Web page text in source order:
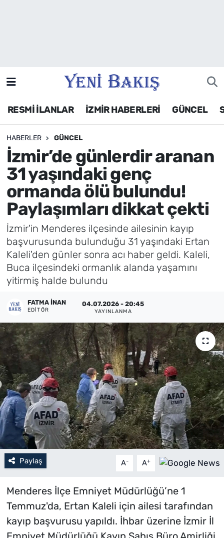
RESMİ İLANLAR İZMİR HABERLERİ GÜNCEL
HABERLER GÜNCEL
İzmir’de günlerdir aranan
31 yaşındaki genç
ormanda ölü bulundu!
Paylaşımları dikkat çekti
İzmir'in Menderes ilçesinde ailesinin kayıp
başvurusunda bulunduğu 31 yaşındaki Ertan
Kaleli'den günler sonra acı haber geldi. Kaleli,
Buca ilçesindeki ormanlık alanda yaşamını
yitirmiş halde bulundu
FATMA İNAN
EDITÖR
04.07.2026 - 20:45
YAYINLANMA
Paylaş A- A+
Menderes İlçe Emniyet Müdürlüğü’ne 1
Temmuz'da, Ertan Kaleli için ailesi tarafından
kayıp başvurusu yapıldı. İhbar üzerine İzmir İl
Siyaset
Asayiş / Polis-Adliye
Magazin
Foto Galeri
Künye
İletişim